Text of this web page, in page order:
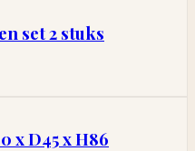
set 2 stuks
x D45 x H86